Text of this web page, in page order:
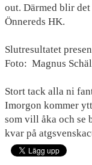
NYHETER
HEMMAVINSTEN
KLUBBSHOP
BILDGALLERI
out. Därmed blir
Önnereds HK.
Slutresultatet
Foto: Magnus
Stort tack alla ni
Imorgon kommer
som vill åka och se
kvar på